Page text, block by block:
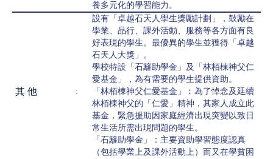
養多元化的學習能力。
其 他 :
設有「卓越石天人學生獎勵計劃」，鼓勵在
學業、品行、課外活動、服務等各方面有良
好表現的學生。最優異的學生並獲得「卓越
石天人大獎」。
學校特設「石籬助學金」及「林栢棟神父仁
愛基金」，為有需要的學生提供資助。
「林栢棟神父仁愛基金」︰為了悼念及延續
林栢棟神父的「仁愛」精神，其家人成立此
基金，緊急援助因家庭經濟出現突變以致日
常生活所需出現問題的學生。
「石籬助學金」：主要資助學習態度認真
（包括學業上及課外活動上）而又在學貧困